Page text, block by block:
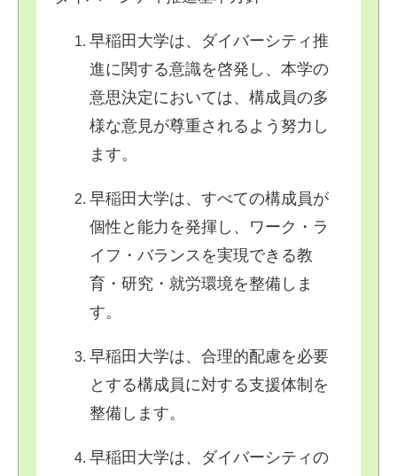
早稲田大学は、ダイバーシティ推
進に関する意識を啓発し、本学の
意思決定においては、構成員の多
様な意見が尊重されるよう努力し
ます。
早稲田大学は、すべての構成員が
個性と能力を発揮し、ワーク・ラ
イフ・バランスを実現できる教
育・研究・就労環境を整備しま
す。
早稲田大学は、合理的配慮を必要
とする構成員に対する支援体制を
整備します。
早稲田大学は、ダイバーシティの